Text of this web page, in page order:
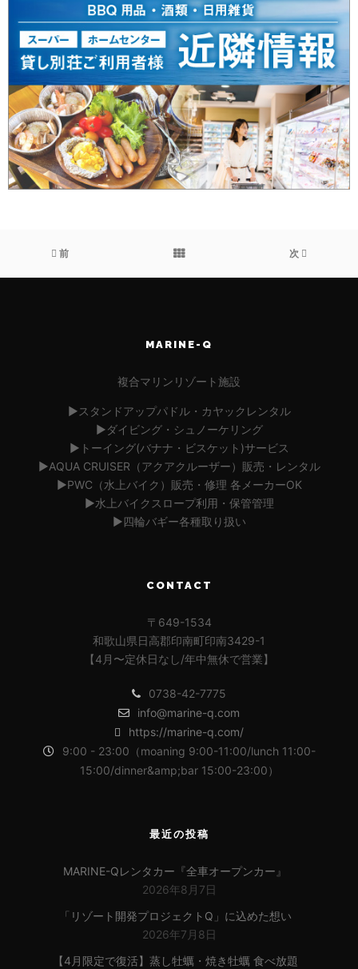
前 次
MARINE-Q
複合マリンリゾート施設
▶︎スタンドアップパドル・カヤックレンタル
▶︎ダイビング・シュノーケリング
▶︎トーイング(バナナ・ビスケット)サービス
▶︎AQUA CRUISER（アクアクルーザー）販売・レンタル
▶︎PWC（水上バイク）販売・修理 各メーカーOK
▶︎水上バイクスロープ利用・保管管理
▶︎四輪バギー各種取り扱い
CONTACT
〒649-1534
和歌山県日高郡印南町印南3429-1
【4月〜定休日なし/年中無休で営業】
0738-42-7775
info@marine-q.com
https://marine-q.com/
9:00 - 23:00（moaning 9:00-11:00/lunch 11:00-
15:00/dinner&amp;bar 15:00-23:00）
最近の投稿
MARINE-Qレンタカー『全車オープンカー』
2026年8月7日
「リゾート開発プロジェクトQ」に込めた想い
2026年7月8日
【4月限定で復活】蒸し牡蠣・焼き牡蠣 食べ放題